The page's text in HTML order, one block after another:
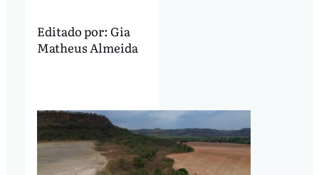
Editado por: Gia
Matheus Almeida